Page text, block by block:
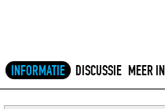
INFORMATIE DISCUSSIE MEER